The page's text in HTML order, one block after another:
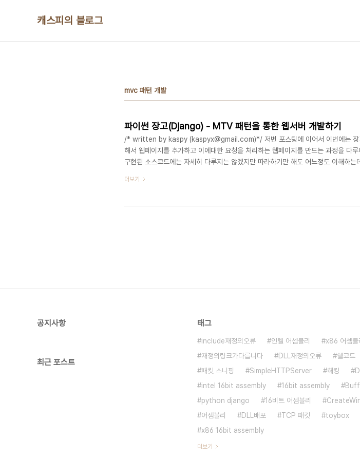
캐스피의 블로그
mvc 패턴 개발
파이썬 장고(Django) - MTV 패턴을 통한 웹서버 개발하기
/* written by kaspy (kaspyx@gmail.com)*/ 저번 포스팅에 이어서 이번에는
해서 웹페이지를 추가하고 이에대한 요청을 처리하는 웹페이지를 만드는 과정을 다
구현된 소스코드에는 자세히 다루지는 않겠지만 따라하기만 해도 어느정도 이해하는
한 웹서버 구축하기를 먼저보고 오는게 좋을것이다. - link 1) 프로젝트 생성 웹서버라
이번 포스팅에서는 설문조사를 하는 사이트를 만들어보도록 하겠다...
더보기
공지사항
최근 포스트
태그
include재정의오류 인텔 어셈블리 x86 어셈블
재정의링크가다릅니다
DLL재정의오류 쉘코드
패킷 스니핑
SimpleHTTPServer 해킹
intel 16bit assembly
16bit assembly
python django
16비트 어셈블리
어셈블리
DLL배포 TCP 패킷 toybox
x86 16bit assembly
더보기